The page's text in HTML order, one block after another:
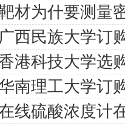
材为什要测量
广西民族大学订
港科技大学选
南理工大学订
线硫酸浓度计